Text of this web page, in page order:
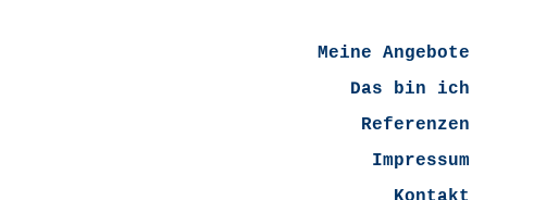
Meine Angebote
Das bin ich
Referenzen
Impressum